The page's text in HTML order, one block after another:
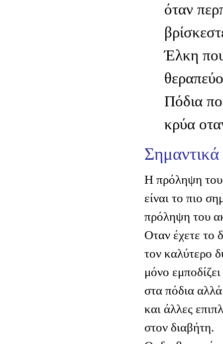
όταν
Έλκη
Πόδια
κρύα
Η πρόληψη του
είναι το πιο
πρόληψη του
Οταν έχετε το
τον καλύτερο
μόνο
στα πόδια
και άλλες
στον διαβήτη.